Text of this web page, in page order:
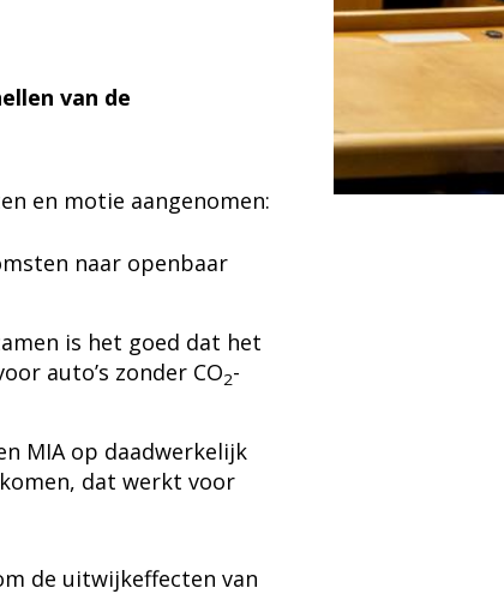
van de
en motie aangenomen:
naar openbaar
is het goed dat het
auto’s zonder CO2-
MIA op daadwerkelijk
dat werkt voor
de uitwijkeffecten van